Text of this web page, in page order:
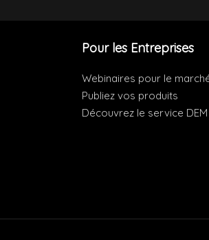
Pour les Entreprises
Webinaires pour le
Publiez vos produits
Découvrez le service DEM